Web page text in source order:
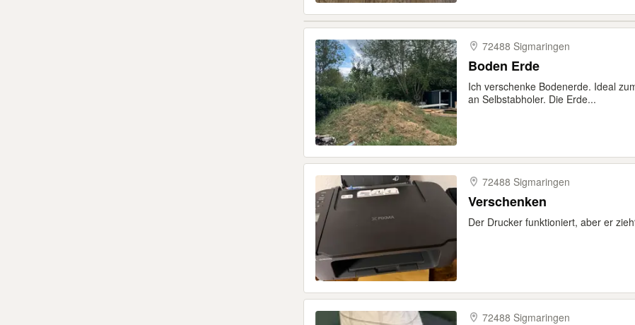
72488 Sigmaringen
Boden Erde
Ich verschenke Bodenerde. Ideal
an Selbstabholer. Die Erde...
72488 Sigmaringen
Verschenken
Der Drucker funktioniert, aber er
72488 Sigmaringen